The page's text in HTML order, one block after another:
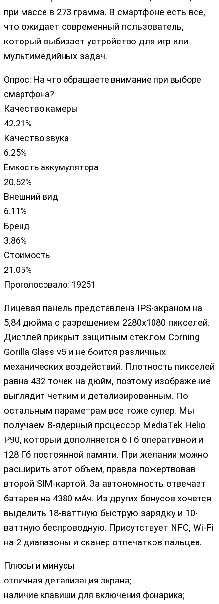
при массе в 273 грамма. В смартфоне есть все,
что ожидает современный пользователь,
который выбирает устройство для игр или
мультимедийных задач.
Опрос: На что обращаете внимание при выборе
смартфона?
Качество камеры
42.21%
Качество звука
6.25%
Ёмкость аккумулятора
20.52%
Внешний вид
6.11%
Бренд
3.86%
Стоимость
21.05%
Проголосовало: 19251
Лицевая панель представлена IPS-экраном на
5,84 дюйма с разрешением 2280х1080 пикселей.
Дисплей прикрыт защитным стеклом Corning
Gorilla Glass v5 и не боится различных
механических воздействий. Плотность пикселей
равна 432 точек на дюйм, поэтому изображение
выглядит четким и детализированным. По
остальным параметрам все тоже супер. Мы
получаем 8-ядерный процессор MediaTek Helio
P90, который дополняется 6 Гб оперативной и
128 Гб постоянной памяти. При желании можно
расширить этот объем, правда пожертвовав
второй SIM-картой. За автономность отвечает
батарея на 4380 мАч. Из других бонусов хочется
выделить 18-ваттную быструю зарядку и 10-
ваттную беспроводную. Присутствует NFC, Wi-Fi
на 2 диапазоны и сканер отпечатков пальцев.
Плюсы и минусы
отличная детализация экрана;
наличие клавиши для включения фонарика;